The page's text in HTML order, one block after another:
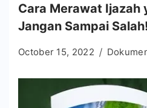
Cara Merawat Ijazah
Jangan Sampai Salah!
October 15, 2022